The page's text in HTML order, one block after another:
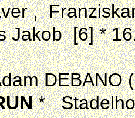
,
[6] *
DEBANO (
*